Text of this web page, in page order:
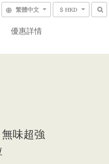
繁體中文 $ HKD
優惠詳情
味超強